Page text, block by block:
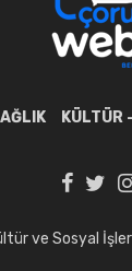
KÜLTÜR
ve Sosyal